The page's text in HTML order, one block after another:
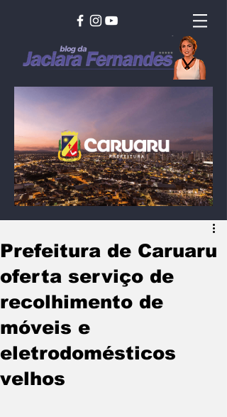
Prefeitura de Caruaru
oferta serviço de
recolhimento de
móveis e
eletrodomésticos
velhos